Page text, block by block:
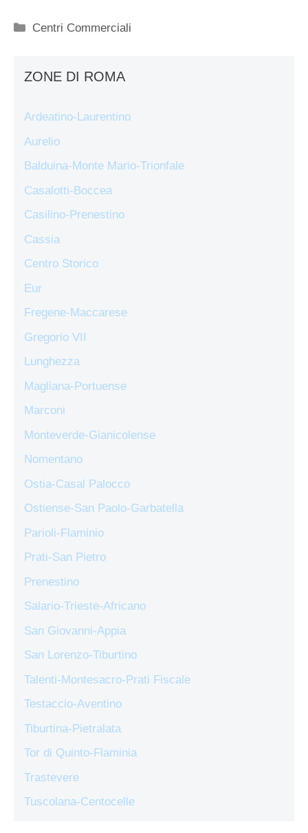
Categorie
Centri Commerciali
ZONE DI ROMA
Ardeatino-Laurentino
Aurelio
Balduina-Monte Mario-Trionfale
Casalotti-Boccea
Casilino-Prenestino
Cassia
Centro Storico
Eur
Fregene-Maccarese
Gregorio VII
Lunghezza
Magliana-Portuense
Marconi
Monteverde-Gianicolense
Nomentano
Ostia-Casal Palocco
Ostiense-San Paolo-Garbatella
Parioli-Flaminio
Prati-San Pietro
Prenestino
Salario-Trieste-Africano
San Giovanni-Appia
San Lorenzo-Tiburtino
Talenti-Montesacro-Prati Fiscale
Testaccio-Aventino
Tiburtina-Pietralata
Tor di Quinto-Flaminia
Trastevere
Tuscolana-Centocelle